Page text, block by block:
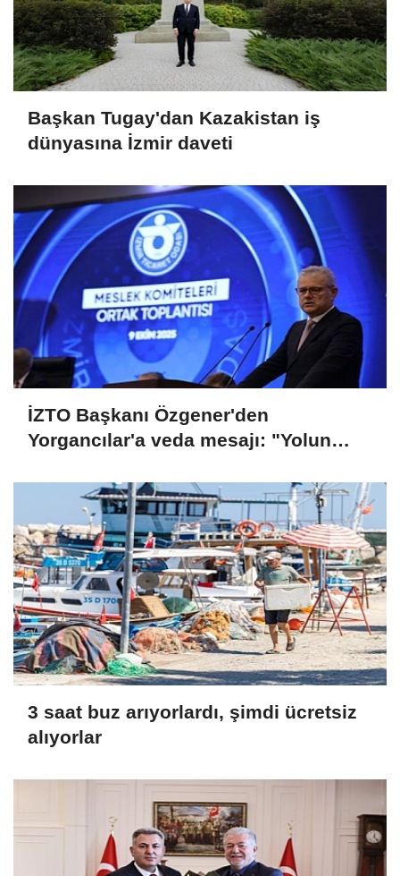
Başkan Tugay'dan Kazakistan iş
dünyasına İzmir daveti
İZTO Başkanı Özgener'den
Yorgancılar'a veda mesajı: "Yolun
3 saat buz arıyorlardı, şimdi ücretsiz
alıyorlar